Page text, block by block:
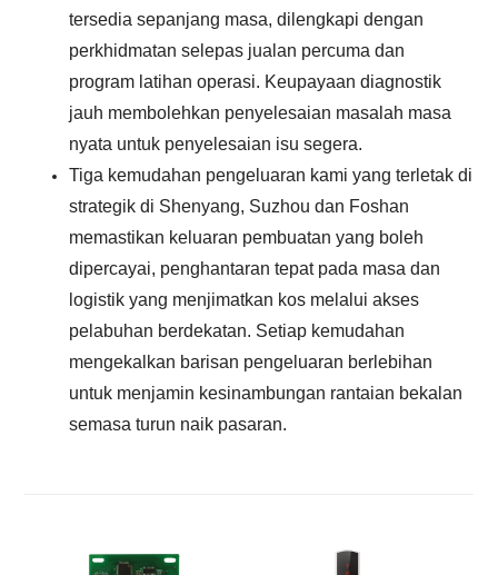
tersedia sepanjang masa, dilengkapi dengan
perkhidmatan selepas jualan percuma dan
program latihan operasi. Keupayaan diagnostik
jauh membolehkan penyelesaian masalah masa
nyata untuk penyelesaian isu segera.
Tiga kemudahan pengeluaran kami yang terletak di
strategik di Shenyang, Suzhou dan Foshan
memastikan keluaran pembuatan yang boleh
dipercayai, penghantaran tepat pada masa dan
logistik yang menjimatkan kos melalui akses
pelabuhan berdekatan. Setiap kemudahan
mengekalkan barisan pengeluaran berlebihan
untuk menjamin kesinambungan rantaian bekalan
semasa turun naik pasaran.